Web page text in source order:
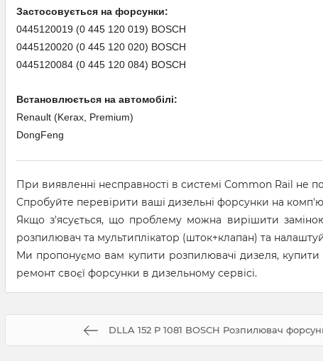
Застосовується на форсунки:
0445120019 (0 445 120 019) BOSCH
0445120020 (0 445 120 020) BOSCH
0445120084 (0 445 120 084) BOSCH
Встановлюється на автомобілі:
Renault (Kerax, Premium)
DongFeng
При виявленні несправності в системі Common Rail не
Спробуйте перевірити ваші дизельні форсунки на
Якщо з'ясується, що проблему можна вирішити
розпилювач та мультиплікатор (шток+клапан) та
Ми пропонуємо вам купити розпилювачі дизеля, купити
ремонт своєї форсунки в дизельному сервісі.
DLLA 152 P 1081 BOSCH Розпилювач